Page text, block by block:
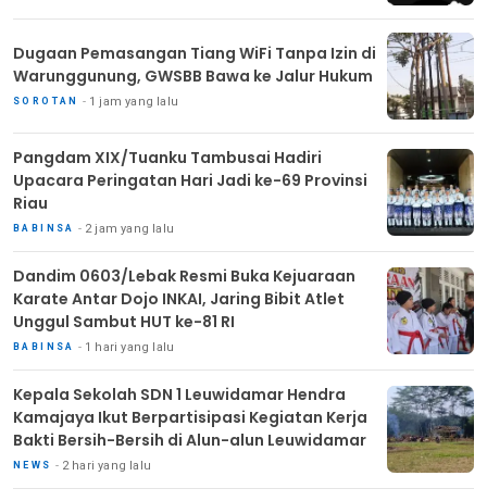
Dugaan Pemasangan Tiang WiFi Tanpa Izin di
Warunggunung, GWSBB Bawa ke Jalur Hukum
SOROTAN 1 jam yang lalu
Pangdam XIX/Tuanku Tambusai Hadiri
Upacara Peringatan Hari Jadi ke-69 Provinsi
Riau
BABINSA 2 jam yang lalu
Dandim 0603/Lebak Resmi Buka Kejuaraan
Karate Antar Dojo INKAI, Jaring Bibit Atlet
Unggul Sambut HUT ke-81 RI
BABINSA 1 hari yang lalu
Kepala Sekolah SDN 1 Leuwidamar Hendra
Kamajaya Ikut Berpartisipasi Kegiatan Kerja
Bakti Bersih-Bersih di Alun-alun Leuwidamar
NEWS 2 hari yang lalu